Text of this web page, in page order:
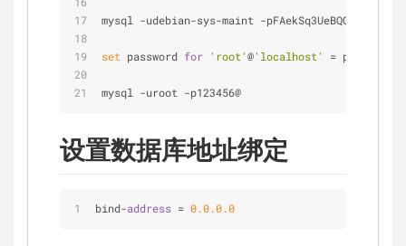
mysql -udebian-sys-maint -pFAekSq3UeBQQadA4
set password for 'root'@'localhost' = password(
mysql -uroot -p123456@
设置数据库地址绑定
bind-address = 0.0.0.0